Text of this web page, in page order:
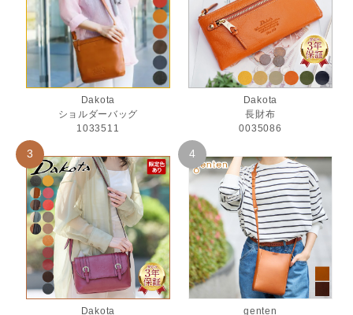
Dakota
ショルダーバッグ
1033511
Dakota
長財布
0035086
Dakota genten